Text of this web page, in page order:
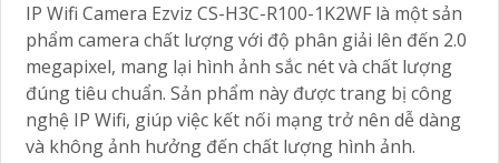
IP Wifi Camera Ezviz CS-H3C-R100-1K2WF là một sản
phẩm camera chất lượng với độ phân giải lên đến 2.0
megapixel, mang lại hình ảnh sắc nét và chất lượng
đúng tiêu chuẩn. Sản phẩm này được trang bị công
nghệ IP Wifi, giúp việc kết nối mạng trở nên dễ dàng
và không ảnh hưởng đến chất lượng hình ảnh.